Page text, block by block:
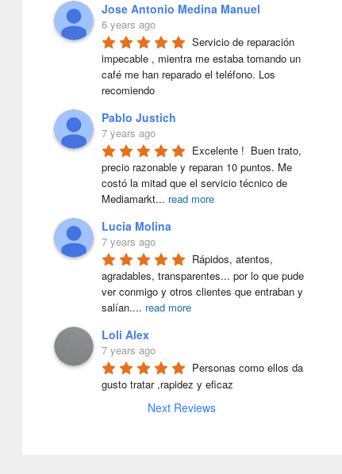
Jose Antonio Medina Manuel
6 years ago
Servicio de reparación
impecable , mientra me estaba tomando un
café me han reparado el teléfono. Los
recomiendo
Pablo Justich
7 years ago
Excelente !  Buen trato,
precio razonable y reparan 10 puntos. Me
costó la mitad que el servicio técnico de
Mediamarkt... read more
Lucia Molina
7 years ago
Rápidos, atentos,
agradables, transparentes... por lo que pude
ver conmigo y otros clientes que entraban y
salían.... read more
Loli Alex
7 years ago
Personas como ellos da
gusto tratar ,rapidez y eficaz
Next Reviews